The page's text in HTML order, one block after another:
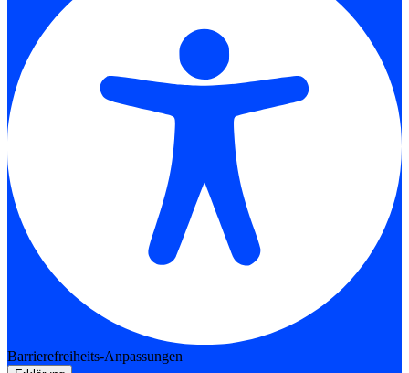
Barrierefreiheits-Anpassungen